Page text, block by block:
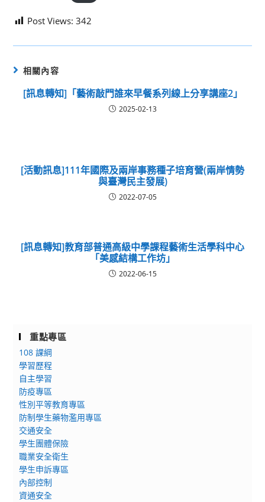
Post Views: 342
相關內容
[訊息轉知]「藝術敲門誰來早餐系列線上分享講座2」
2025-02-13
[活動訊息]111年國際及兩岸事務種子培育營(兩岸情勢
與臺灣民主發展)
2022-07-05
[訊息轉知]教育部普通高級中學課程藝術生活學科中心
「美感結構工作坊」
2022-06-15
重點專區
108 課綱
學習歷程
自主學習
防疫專區
性別平等教育專區
防制學生藥物濫用專區
交通安全
學生團體保險
職業安全衛生
學生申訴專區
內部控制
資通安全